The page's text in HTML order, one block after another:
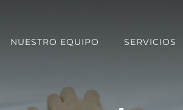
NUESTRO EQUIPO SERVICIOS